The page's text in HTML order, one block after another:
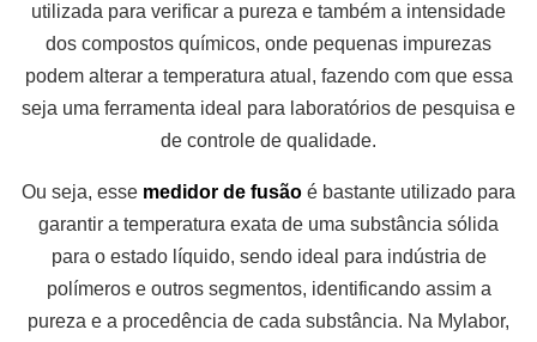
utilizada para verificar a pureza e também a intensidade
dos compostos químicos, onde pequenas impurezas
podem alterar a temperatura atual, fazendo com que essa
seja uma ferramenta ideal para laboratórios de pesquisa e
de controle de qualidade.
Ou seja, esse medidor de fusão é bastante utilizado para
garantir a temperatura exata de uma substância sólida
para o estado líquido, sendo ideal para indústria de
polímeros e outros segmentos, identificando assim a
pureza e a procedência de cada substância. Na Mylabor,